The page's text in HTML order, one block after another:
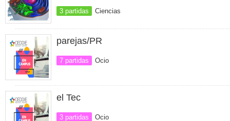
3 partidas Ciencias
parejas/PR
7 partidas Ocio
el Tec
3 partidas Ocio